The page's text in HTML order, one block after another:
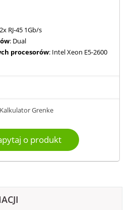
RJ-45 1Gb/s
: Dual
procesorów: Intel Xeon E5-2600
o produkt